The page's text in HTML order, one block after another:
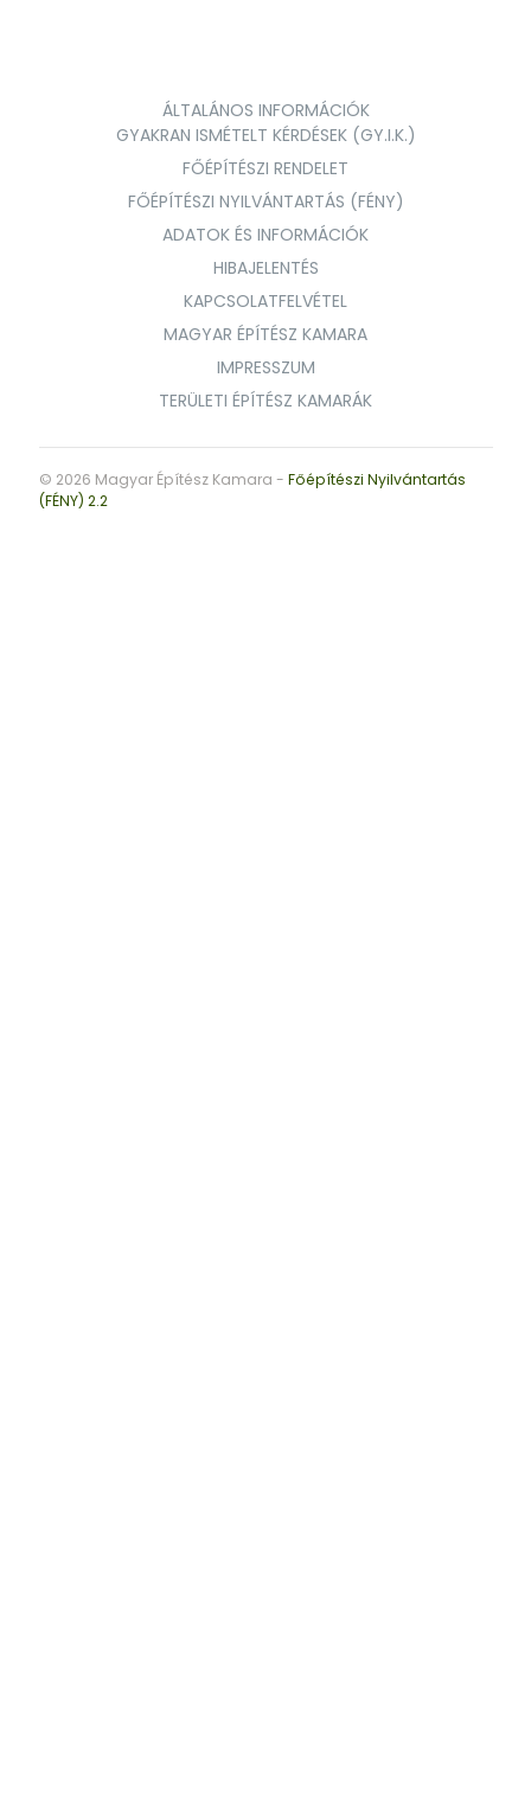
ÁLTALÁNOS INFORMÁCIÓK
GYAKRAN ISMÉTELT KÉRDÉSEK (GY.I.K.)
FŐÉPÍTÉSZI RENDELET
FŐÉPÍTÉSZI NYILVÁNTARTÁS (FÉNY)
ADATOK ÉS INFORMÁCIÓK
HIBAJELENTÉS
KAPCSOLATFELVÉTEL
MAGYAR ÉPÍTÉSZ KAMARA
IMPRESSZUM
TERÜLETI ÉPÍTÉSZ KAMARÁK
© 2026 Magyar Építész Kamara - Főépítészi Nyilvántartás
(FÉNY) 2.2